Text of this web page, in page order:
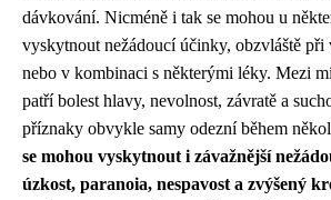
dávkování. Nicméně i tak se mohou u
vyskytnout nežádoucí účinky, obzvláště při
nebo v kombinaci s některými léky. Mezi
patří bolest hlavy, nevolnost, závratě a
příznaky obvykle samy odezní během
se mohou vyskytnout i závažnější
úzkost, paranoia, nespavost a zvýšený